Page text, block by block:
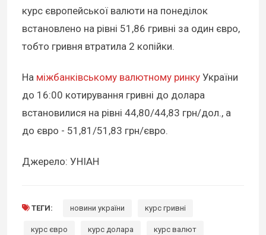
курс європейської валюти на понеділок
встановлено на рівні 51,86 гривні за один євро,
тобто гривня втратила 2 копійки.
На міжбанківському валютному ринку України
до 16:00 котирування гривні до долара
встановилися на рівні 44,80/44,83 грн/дол., а
до євро - 51,81/51,83 грн/євро.
Джерело: УНІАН
ТЕГИ: новини україни курс гривні
курс євро курс долара курс валют